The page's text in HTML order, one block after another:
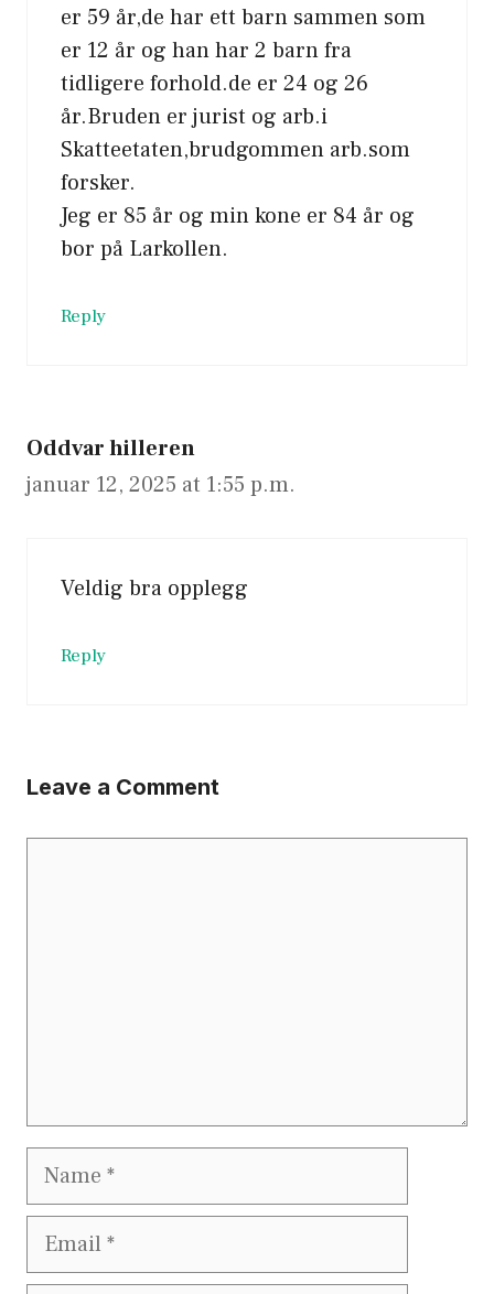
er 59 år,de har ett barn sammen som
er 12 år og han har 2 barn fra
tidligere forhold.de er 24 og 26
år.Bruden er jurist og arb.i
Skatteetaten,brudgommen arb.som
forsker.
Jeg er 85 år og min kone er 84 år og
bor på Larkollen.
Reply
Oddvar hilleren
januar 12, 2025 at 1:55 p.m.
Veldig bra opplegg
Reply
Leave a Comment
Name
Email